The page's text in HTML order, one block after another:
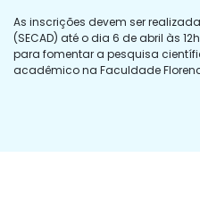
As inscrições devem ser
(SECAD) até o dia 6 de abril às
para fomentar a pesquisa
acadêmico na Faculdade